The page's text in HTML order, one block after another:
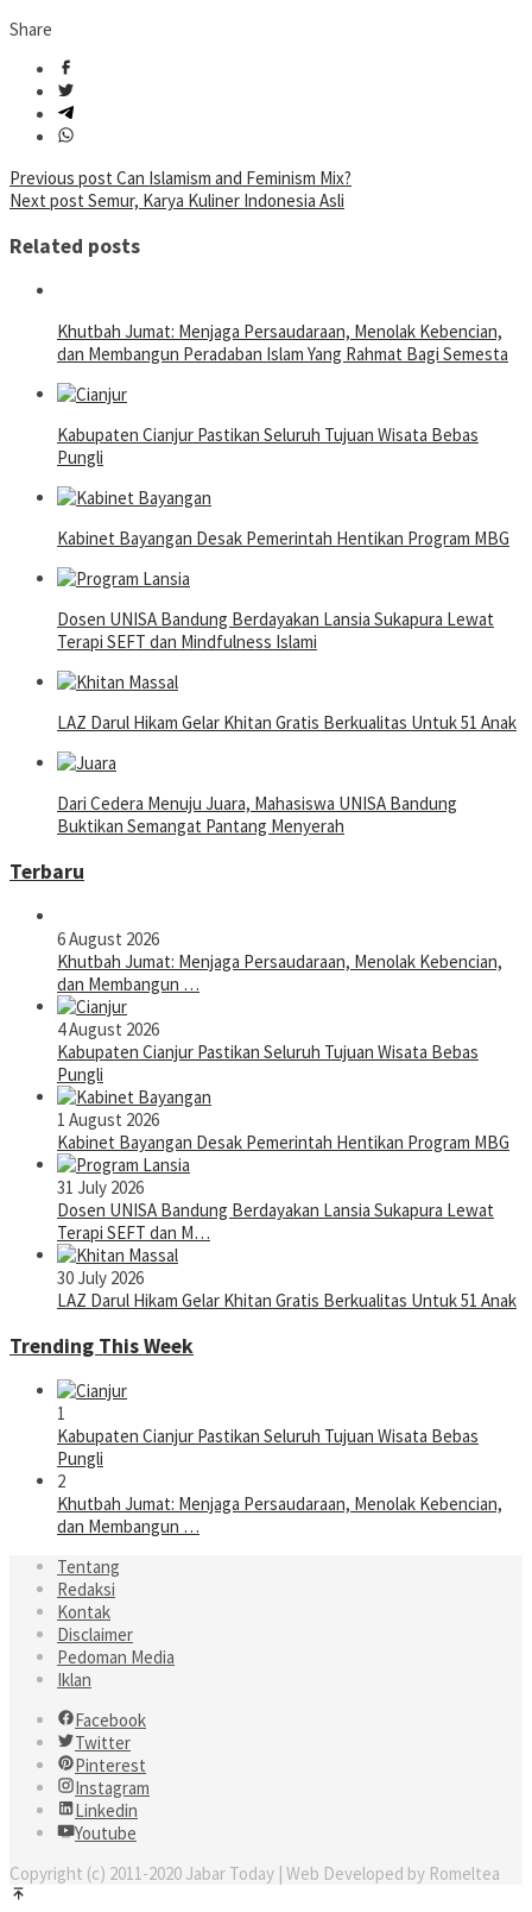
Share
Post
navigation
Previous post Can Islamism and Feminism Mix?
Next post Semur, Karya Kuliner Indonesia Asli
Related posts
Khutbah Jumat: Menjaga Persaudaraan, Menolak Kebencian,
dan Membangun Peradaban Islam Yang Rahmat Bagi Semesta
Kabupaten Cianjur Pastikan Seluruh Tujuan Wisata Bebas
Pungli
Kabinet Bayangan Desak Pemerintah Hentikan Program MBG
Dosen UNISA Bandung Berdayakan Lansia Sukapura Lewat
Terapi SEFT dan Mindfulness Islami
LAZ Darul Hikam Gelar Khitan Gratis Berkualitas Untuk 51 Anak
Dari Cedera Menuju Juara, Mahasiswa UNISA Bandung
Buktikan Semangat Pantang Menyerah
Terbaru
6 August 2026
Khutbah Jumat: Menjaga Persaudaraan, Menolak Kebencian,
dan Membangun …
4 August 2026
Kabupaten Cianjur Pastikan Seluruh Tujuan Wisata Bebas
Pungli
1 August 2026
Kabinet Bayangan Desak Pemerintah Hentikan Program MBG
31 July 2026
Dosen UNISA Bandung Berdayakan Lansia Sukapura Lewat
Terapi SEFT dan M…
30 July 2026
LAZ Darul Hikam Gelar Khitan Gratis Berkualitas Untuk 51 Anak
Trending This Week
1
Kabupaten Cianjur Pastikan Seluruh Tujuan Wisata Bebas
Pungli
2
Khutbah Jumat: Menjaga Persaudaraan, Menolak Kebencian,
dan Membangun …
Tentang
Redaksi
Kontak
Disclaimer
Pedoman Media
Iklan
Facebook
Twitter
Pinterest
Instagram
Linkedin
Youtube
Copyright (c) 2011-2020 Jabar Today | Web Developed by Romeltea